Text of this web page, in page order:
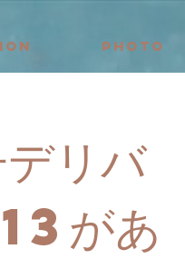
PHOTO
リバ
があ